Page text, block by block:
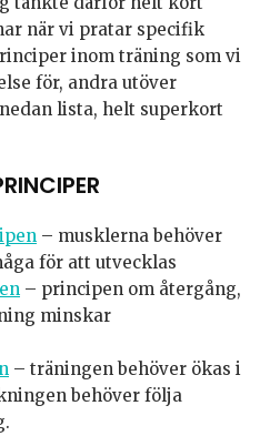
när vi pratar specifik
inom träning som vi
för, andra utöver
lista, helt superkort
– musklerna behöver
för att utvecklas
– principen om återgång,
minskar
– träningen behöver ökas i
behöver följa